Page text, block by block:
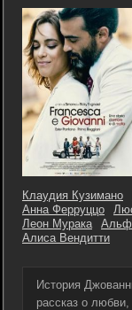
Клаудия Кузимано
Анна Ферруццо
Леон Мурака
Алиса Вендитти
История
рассказ о